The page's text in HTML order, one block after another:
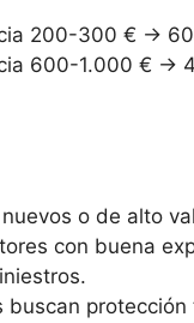
200-300 € →
600-1.000 € →
o de alto
con buena
buscan protección